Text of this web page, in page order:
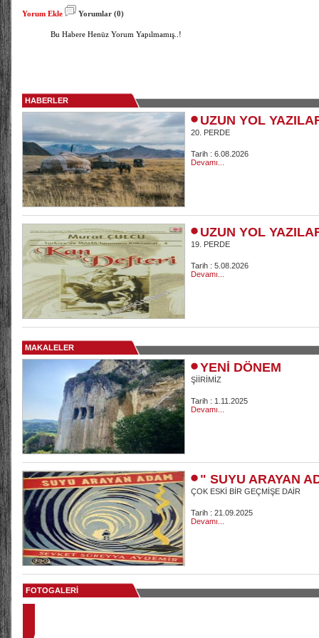
Yorum Ekle Yorumlar (0)
Bu Habere Henüz Yorum Yapılmamış..!
HABERLER
UZUN YOL
20. PERDE
Tarih : 6.08.2026
Devamı...
UZUN YOL
19. PERDE
Tarih : 5.08.2026
Devamı...
MAKALELER
YENİ DÖNEM
ŞİİRİMİZ
Tarih : 1.11.2025
Devamı...
" SUYU ARAYAN
ÇOK ESKİ BİR GEÇMİŞE DAİR
Tarih : 21.09.2025
Devamı...
FOTOGALERİ